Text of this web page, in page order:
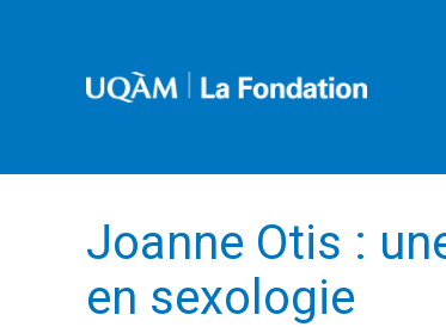
Joanne Otis :
en sexologie